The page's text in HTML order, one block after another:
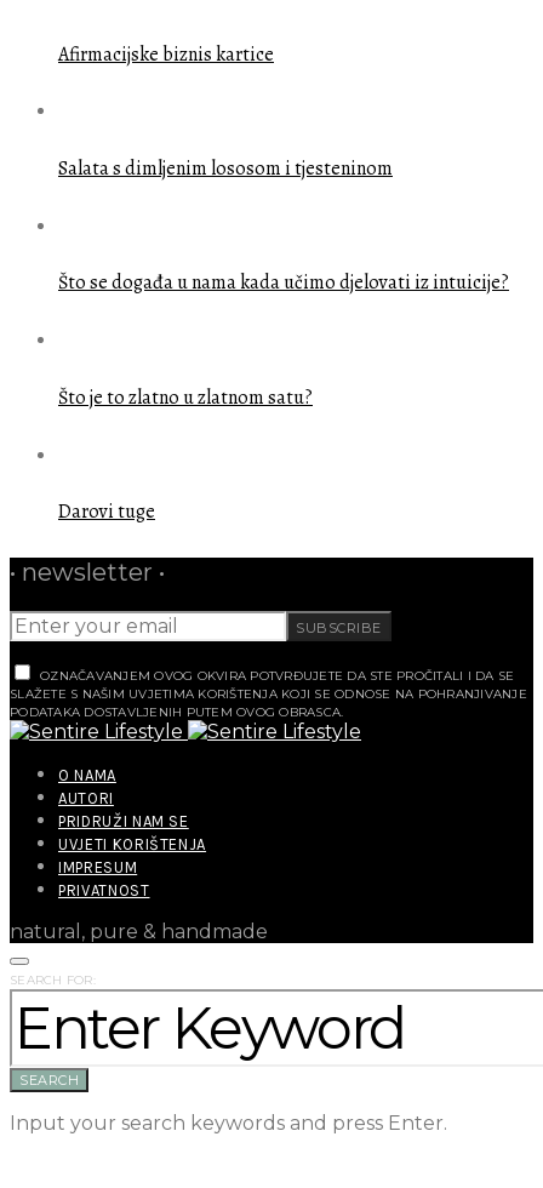
Afirmacijske biznis kartice
Salata s dimljenim lososom i tjesteninom
Što se događa u nama kada učimo djelovati iz intuicije?
Što je to zlatno u zlatnom satu?
Darovi tuge
• newsletter •
SUBSCRIBE
OZNAČAVANJEM OVOG OKVIRA POTVRĐUJETE DA STE PROČITALI I DA SE
SLAŽETE S NAŠIM UVJETIMA KORIŠTENJA KOJI SE ODNOSE NA POHRANJIVANJE
PODATAKA DOSTAVLJENIH PUTEM OVOG OBRASCA.
O NAMA
AUTORI
PRIDRUŽI NAM SE
UVJETI KORIŠTENJA
IMPRESUM
PRIVATNOST
natural, pure & handmade
SEARCH FOR:
SEARCH
Input your search keywords and press Enter.